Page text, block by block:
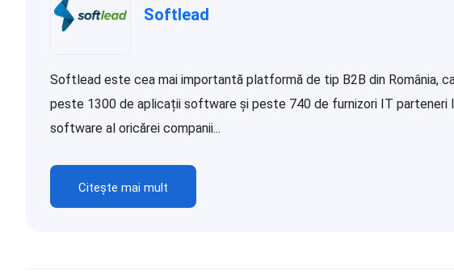
Softlead
Softlead este cea mai importantă platformă de tip B2B din România,
peste 1300 de aplicații software și peste 740 de furnizori IT
software al oricărei companii...
Citește mai mult